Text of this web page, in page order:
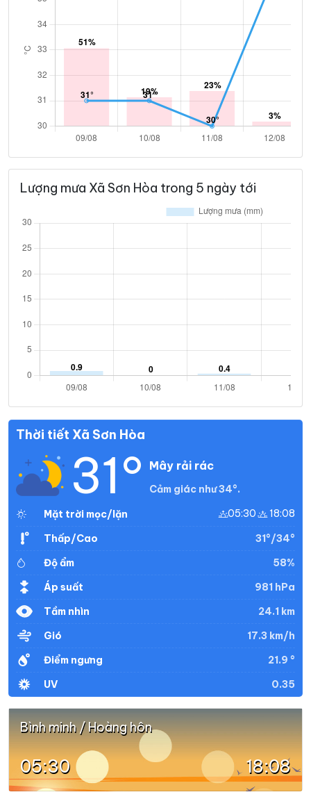
Lượng mưa Xã Sơn Hòa trong 5 ngày tới
Thời tiết Xã Sơn Hòa
31° Mây rải rác
Cảm giác như 34°.
Mặt trời mọc/lặn
05:30 18:08
Thấp/Cao
31°/34°
Độ ẩm
58%
Áp suất
981 hPa
Tầm nhìn
24.1 km
Gió
17.3 km/h
Điểm ngưng
21.9 °
UV
0.35
Bình minh / Hoàng hôn
05:30 18:08